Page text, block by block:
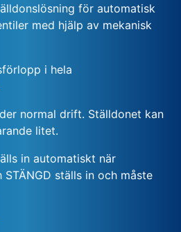
för automatisk
med hjälp av mekanisk
i hela
normal drift. Ställdonet kan
litet.
in automatiskt när
STÄNGD ställs in och måste